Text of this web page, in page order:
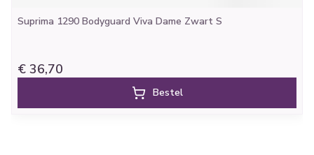
Suprima 1290 Bodyguard Viva Dame Zwart S
€ 36,70
Bestel